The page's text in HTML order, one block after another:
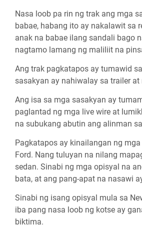
Nasa loob pa rin ng trak ang mga
babae, habang ito ay nakalawit sa
anak na babae ilang sandali bago
nagtamo lamang ng maliliit na
Ang trak pagkatapos ay tumawid
sasakyan ay nahiwalay sa trailer
Ang isa sa mga sasakyan ay
paglantad ng mga live wire at
na subukang abutin ang alinman
Pagkatapos ay kinailangan ng
Ford. Nang tuluyan na nilang
sedan. Sinabi ng mga opisyal na
bata, at ang pang-apat na nasawi
Sinabi ng isang opisyal mula sa
iba pang nasa loob ng kotse ay
biktima.